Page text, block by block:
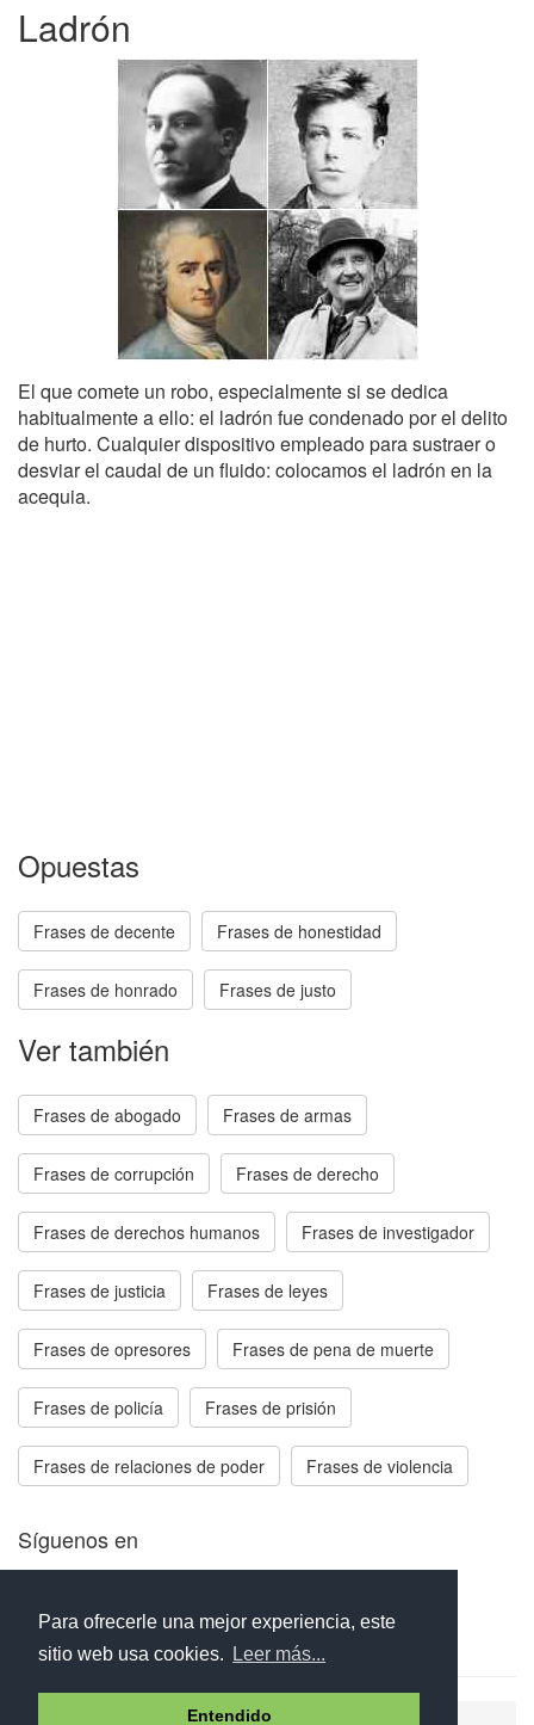
Para ofrecerle una mejor experiencia, este
sitio web usa cookies.
Leer más...
Entendido
Ladrón
El que comete un robo, especialmente si se dedica
habitualmente a ello: el ladrón fue condenado por el delito
de hurto. Cualquier dispositivo empleado para sustraer o
desviar el caudal de un fluido: colocamos el ladrón en la
acequia.
Opuestas
Frases de decente Frases de honestidad
Frases de honrado Frases de justo
Ver también
Frases de abogado Frases de armas
Frases de corrupción Frases de derecho
Frases de derechos humanos Frases de investigador
Frases de justicia Frases de leyes
Frases de opresores Frases de pena de muerte
Frases de policía Frases de prisión
Frases de relaciones de poder Frases de violencia
Síguenos en